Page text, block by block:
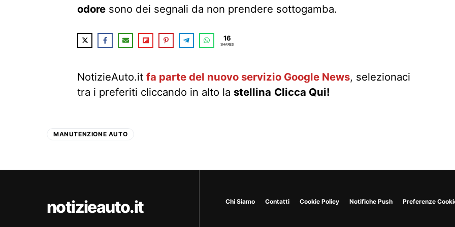
odore sono dei segnali da non prendere sottogamba.
16
SHARES
NotizieAuto.it fa parte del nuovo servizio Google News, selezionaci
tra i preferiti cliccando in alto la stellina Clicca Qui!
MANUTENZIONE AUTO
notizieauto.it Chi Siamo Contatti Cookie Policy Notifiche Push Preferenze